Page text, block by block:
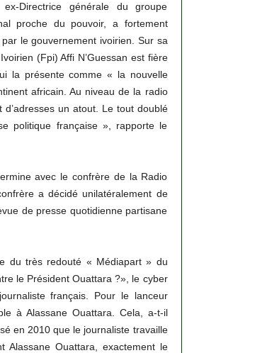
Directrice générale du groupe
proche du pouvoir, a fortement
le gouvernement ivoirien. Sur sa
(Fpi) Affi N’Guessan est fière
la présente comme « la nouvelle
africain. Au niveau de la radio
un atout. Le tout doublé
politique française », rapporte le
avec le confrère de la Radio
a décidé unilatéralement de
de presse quotidienne partisane
du très redouté « Médiapart » du
le Président Ouattara ?», le cyber
français. Pour le lanceur
à Alassane Ouattara. Cela, a-t-il
en 2010 que le journaliste travaille
Ouattara, exactement le